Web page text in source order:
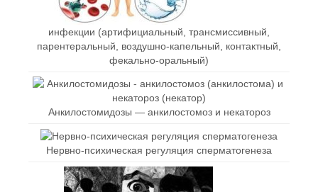
инфекции (артифициальный, трансмиссивный,
парентеральный, воздушно-капельный, контактный,
фекально-оральный)
Анкилостомидозы — анкилостомоз и некатороз
Нервно-психическая регуляция сперматогенеза